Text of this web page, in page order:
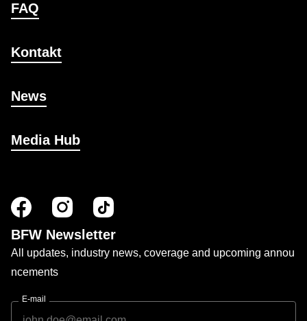
FAQ
Kontakt
News
Media Hub
BFW Newsletter
All updates, industry news, coverage and upcoming annou
ncements
E-mail